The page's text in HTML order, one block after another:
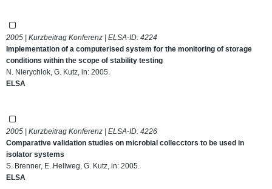
2005 | Kurzbeitrag Konferenz | ELSA-ID: 4224
Implementation of a computerised system for the monitoring of storage
conditions within the scope of stability testing
N. Nierychlok, G. Kutz, in: 2005.
ELSA
2005 | Kurzbeitrag Konferenz | ELSA-ID: 4226
Comparative validation studies on microbial collecctors to be used in
isolator systems
S. Brenner, E. Hellweg, G. Kutz, in: 2005.
ELSA